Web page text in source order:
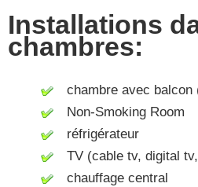
Installations
chambres:
chambre avec balcon
Non-Smoking Room
réfrigérateur
TV (cable tv, digital
chauffage central